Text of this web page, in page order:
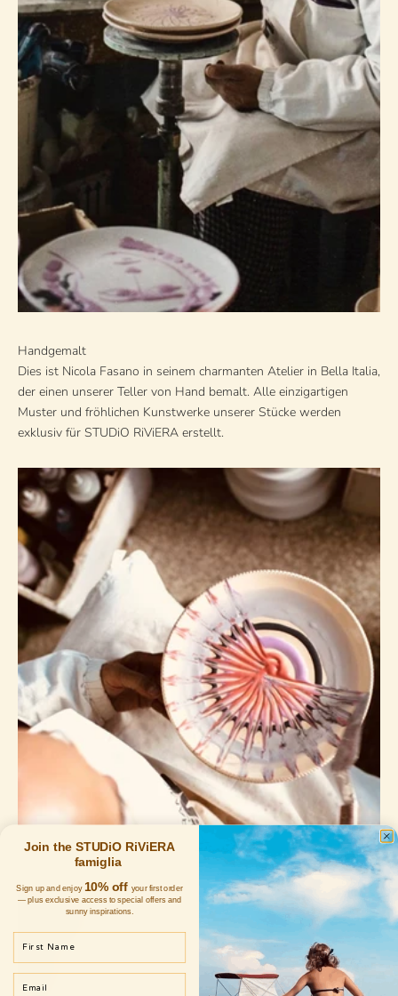
Handgemalt
Dies ist Nicola Fasano in seinem charmanten Atelier in Bella Italia,
der einen unserer Teller von Hand bemalt. Alle einzigartigen
Muster und fröhlichen Kunstwerke unserer Stücke werden
exklusiv für STUDiO RiViERA erstellt.
Join the STUDiO RiViERA
famiglia
Sign up and enjoy 10% off your first order
— plus exclusive access to special offers and
sunny inspirations.